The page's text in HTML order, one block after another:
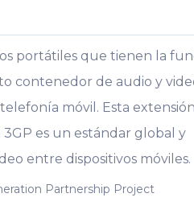
portátiles que tienen la
contenedor de audio y
móvil. Esta
es un estándar global y
entre dispositivos móviles.
Partnership Project